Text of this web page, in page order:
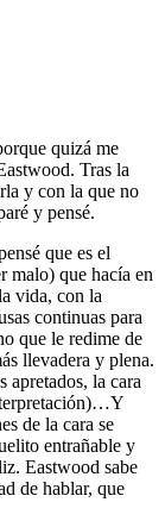
quizá me
Tras la
y con la que no
y pensé.
que es el
malo) que hacía en
vida, con la
continuas para
que le redime de
llevadera y plena.
apretados, la cara
de la cara se
entrañable y
Eastwood sabe
de hablar, que